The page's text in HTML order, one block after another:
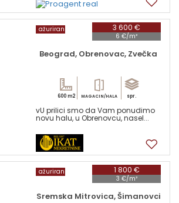
3 600 €
6 €/m²
ažuriran
Beograd, Obrenovac, Zvečka
600 m2 MAGACIN/HALA spr.
vU prilici smo da Vam ponudimo
novu halu, u Obrenovcu, nasel...
1 800 €
3 €/m²
ažuriran
Sremska Mitrovica, Šimanovci